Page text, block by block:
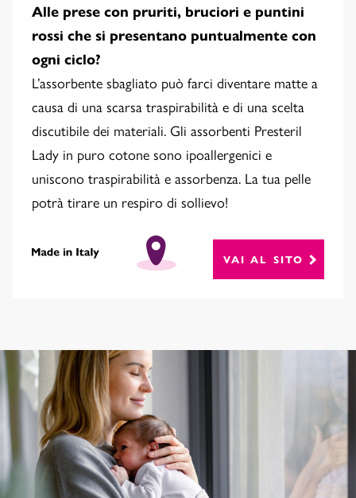
Alle prese con pruriti, bruciori e puntini
rossi che si presentano puntualmente con
ogni ciclo?
L’assorbente sbagliato può farci diventare matte a
causa di una scarsa traspirabilità e di una scelta
discutibile dei materiali. Gli assorbenti Presteril
Lady in puro cotone sono ipoallergenici e
uniscono traspirabilità e assorbenza. La tua pelle
potrà tirare un respiro di sollievo!
VAI AL SITO